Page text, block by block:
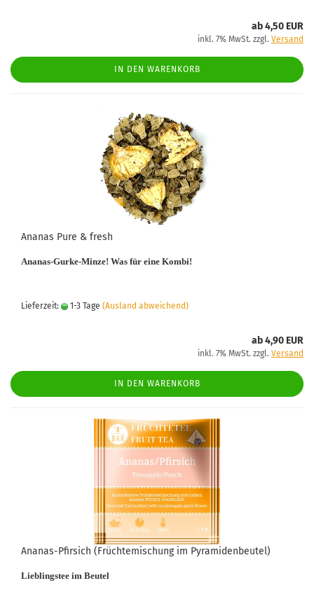
ab 4,50 EUR
inkl. 7% MwSt. zzgl. Versand
IN DEN WARENKORB
Ananas Pure & fresh
Ananas-Gurke-Minze! Was für eine Kombi!
Lieferzeit: 1-3 Tage (Ausland abweichend)
ab 4,90 EUR
inkl. 7% MwSt. zzgl. Versand
IN DEN WARENKORB
Ananas-Pfirsich (Früchtemischung im Pyramidenbeutel)
Lieblingstee im Beutel